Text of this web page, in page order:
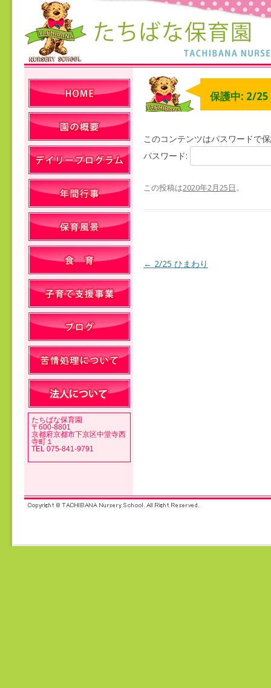
保護中: 2/25
このコンテンツはパスワードで
パスワード:
この投稿は2020年2月25日。
投稿ナビゲーション
← 2/25 ひまわり
たちばな保育園
〒600-8801
京都府京都市下京区中堂寺西
寺町１
TEL 075-841-9791